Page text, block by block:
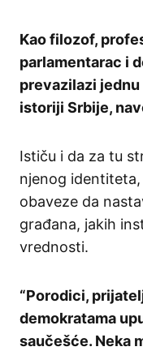
Kao filozof,
parlamentarac i
prevazilazi
istoriji Srbije,
Ističu i da za tu
njenog
obaveze da
građana, jakih
vrednosti.
“Porodici,
demokratama
saučešće. Neka